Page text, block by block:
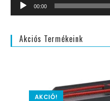
00:00
Akciós Termékeink
AKCIÓ!